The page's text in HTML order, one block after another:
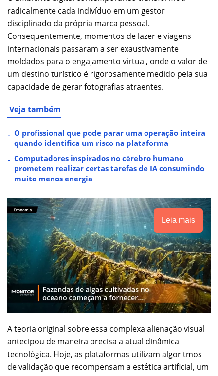
radicalmente cada indivíduo em um gestor
disciplinado da própria marca pessoal.
Consequentemente, momentos de lazer e viagens
internacionais passaram a ser exaustivamente
moldados para o engajamento virtual, onde o valor de
um destino turístico é rigorosamente medido pela sua
capacidade de gerar fotografias atraentes.
Veja também
O profissional que pode parar uma operação inteira
quando identifica um risco na plataforma
Computadores inspirados no cérebro humano
prometem realizar certas tarefas de IA consumindo
muito menos energia
Leia mais
A teoria original sobre essa complexa alienação visual
antecipou de maneira precisa a atual dinâmica
tecnológica. Hoje, as plataformas utilizam algoritmos
de validação que recompensam a estética artificial, um